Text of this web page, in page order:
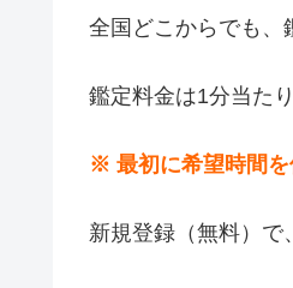
全国どこからでも、
鑑定料金は1分当た
※ 最初に希望時間
新規登録（無料）で